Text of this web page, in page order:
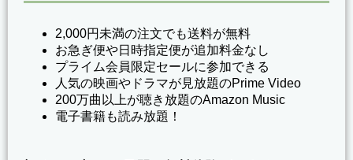
2,000円未満の注文でも送料が無料
お急ぎ便や日時指定便が追加料金なし
プライム会員限定セールに参加できる
人気の映画やドラマが見放題のPrime Video
200万曲以上が聴き放題のAmazon Music
電子書籍も読み放題！